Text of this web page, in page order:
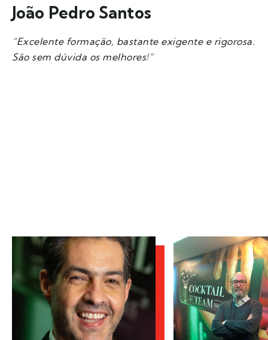
João Pedro Santos
“Excelente formação, bastante exigente e rigorosa.
São sem dúvida os melhores!”